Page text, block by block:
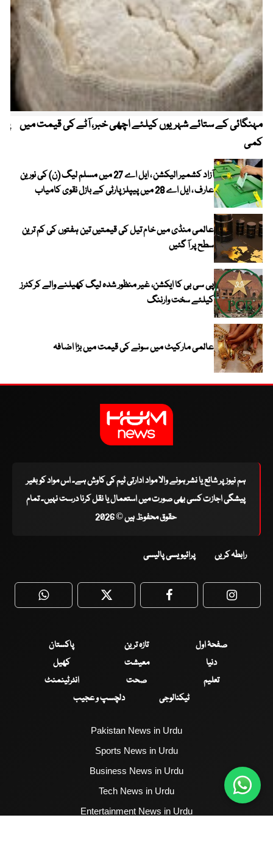
مہنگائی کے ستائے شہریوں کیلئے اچھی خبر، آٹے کی قیمت میں
کمی
آزاد کشمیر الیکشن ، ایل اے 27 میں مسلم لیگ (ن) کی نورین
عارف ، ایل اے 28 میں پیپلز پارٹی کے بازل نقوی کامیاب
عالمی منڈی میں خام تیل کی قیمتیں تین ہفتوں کی کم ترین
سطح پر آ گئیں
پی سی بی کا ایکشن، غیر منظور شدہ لیگ کھیلنے والے کرکٹرز
کیلئے سخت وارننگ
عالمی مارکیٹ میں سونے کی قیمت میں بڑا اضافہ
ہم نیوز پر شائع یا نشر ہونے والا مواد ادارتی ٹیم کی کاوش ہے۔ اس مواد کو بغیر
پیشگی اجازت کسی بھی صورت میں استعمال یا نقل کرنا درست نہیں۔ تمام
حقوق محفوظ ہیں © 2026
رابطہ کریں پرائیویسی پالیسی
WhatsApp Twitter Facebook
صفحۂ اول تازہ ترین
پاکستان
دنیا
معیشت
کھیل
تعلیم
صحت
انٹرٹینمنٹ
ٹیکنالوجی
دلچسپ و عجیب
Pakistan News in Urdu
Sports News in Urdu
Business News in Urdu
Tech News in Urdu
Entertainment News in Urdu